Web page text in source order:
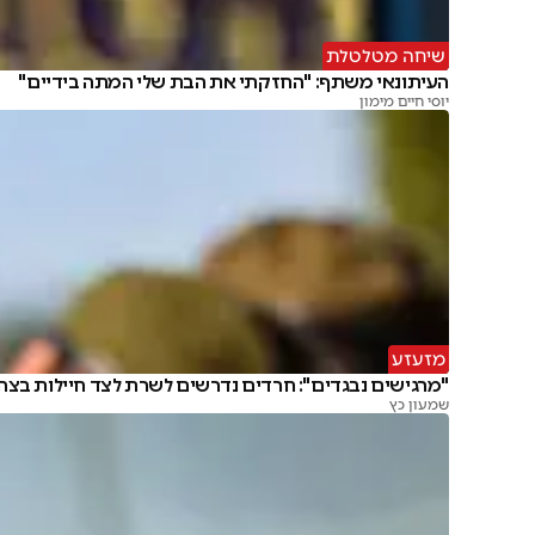
שיחה מטלטלת
העיתונאי משתף: "החזקתי את הבת שלי המתה בידיים"
יוסי חיים מימון
מזעזע
"מרגישים נבגדים": חרדים נדרשים לשרת לצד חיילות
שמעון כץ